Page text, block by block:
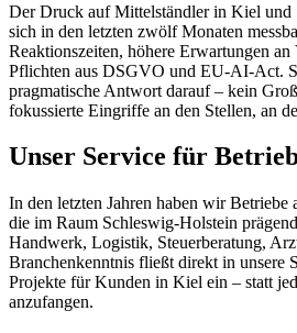
Der Druck auf Mittelständler in Kiel und
sich in den letzten zwölf Monaten
Reaktionszeiten, höhere Erwartungen
Pflichten aus DSGVO und EU-AI-Act.
pragmatische Antwort darauf – kein
fokussierte Eingriffe an den Stellen, an
Unser Service für
In den letzten Jahren haben wir Betriebe
die im Raum Schleswig-Holstein
Handwerk, Logistik, Steuerberatung,
Branchenkenntnis fließt direkt in unsere
Projekte für Kunden in Kiel ein – statt
anzufangen.